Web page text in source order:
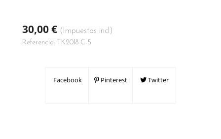
30,00 € (Impuestos incl)
Referencia: TK2018 C-5
Facebook Pinterest Twitter